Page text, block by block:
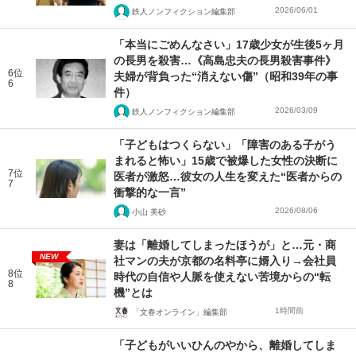
鉄人ノンフィクション編集部 2026/06/01
6位
6
「本当にごめんなさい」17歳少女が生後5ヶ月
の長男を殺害…《高島忠夫の長男殺害事件》
夫婦が背負った“消えない傷”（昭和39年の事
件）
鉄人ノンフィクション編集部 2026/03/09
7位
7
「子どもはつくらない」「障害のある子がう
まれると怖い」15歳で被爆した女性の決断に
医者が激怒…彼女の人生を変えた“医者からの
衝撃的な一言”
小山 美砂 2026/08/06
8位
8
NEW
妻は「離婚してしまったほうが」と…元・商
社マンの夫が京都の名料亭に婿入り→会社員
時代の自信や人脈を使えない苦境からの“転
機”とは
「文春オンライン」編集部 1時間前
「子どもがいいひんのやから、離婚してしま